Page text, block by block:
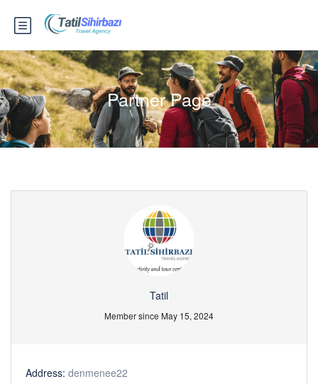
Partner Page
Tatil
Member since May 15, 2024
Address: denmenee22